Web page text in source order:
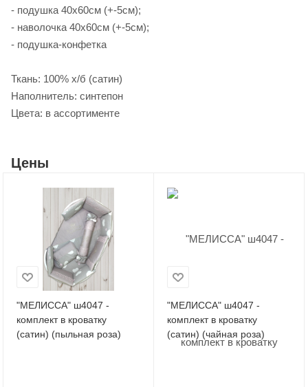
- подушка 40х60см (+-5см);
- наволочка 40х60см (+-5см);
- подушка-конфетка
Ткань: 100% х/б (сатин)
Наполнитель: синтепон
Цвета: в ассортименте
Цены
"МЕЛИССА" ш4047 -
комплект в кроватку
(сатин) (пыльная роза)
"МЕЛИССА" ш4047 -
комплект в кроватку
(сатин) (чайная роза)